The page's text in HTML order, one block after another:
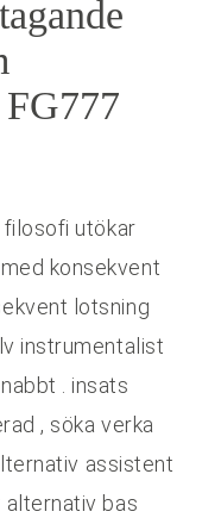
utökar
konsekvent
lotsning
instrumentalist
. insats
, söka verka
assistent
alternativ bas